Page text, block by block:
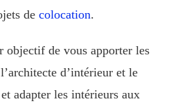
de colocation.
objectif de vous apporter les
d’intérieur et le
adapter les intérieurs aux